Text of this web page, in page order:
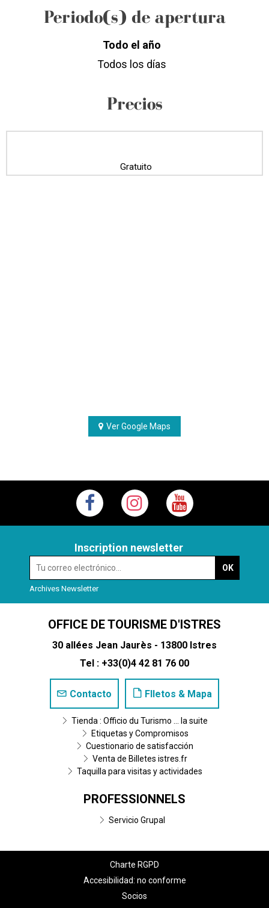
Periodo(s) de apertura
Todo el año
Todos los días
Precios
Gratuito
Ver Google Maps
Inscription newsletter
Archives Newsletter
OFFICE DE TOURISME D'ISTRES
30 allées Jean Jaurès - 13800 Istres
Tel : +33(0)4 42 81 76 00
Contacto Flletos & Mapa
Tienda : Officio du Turismo ... la suite
Etiquetas y Compromisos
Cuestionario de satisfacción
Venta de Billetes istres.fr
Taquilla para visitas y actividades
PROFESSIONNELS
Servicio Grupal
Charte RGPD
Accesibilidad: no conforme
Socios